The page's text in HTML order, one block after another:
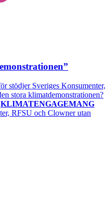
stödjer Sveriges Konsumenter,
stora klimatdemonstrationen?
KLIMATENGAGEMANG
RFSU och Clowner utan